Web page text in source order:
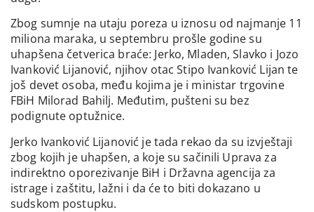
Zbog sumnje na utaju poreza u iznosu od najmanje 11
miliona maraka, u septembru prošle godine su
uhapšena četverica braće: Jerko, Mladen, Slavko i Jozo
Ivanković Lijanović, njihov otac Stipo Ivanković Lijan te
još devet osoba, među kojima je i ministar trgovine
FBiH Milorad Bahilj. Međutim, pušteni su bez
podignute optužnice.
Jerko Ivanković Lijanović je tada rekao da su izvještaji
zbog kojih je uhapšen, a koje su sačinili Uprava za
indirektno oporezivanje BiH i Državna agencija za
istrage i zaštitu, lažni i da će to biti dokazano u
sudskom postupku.